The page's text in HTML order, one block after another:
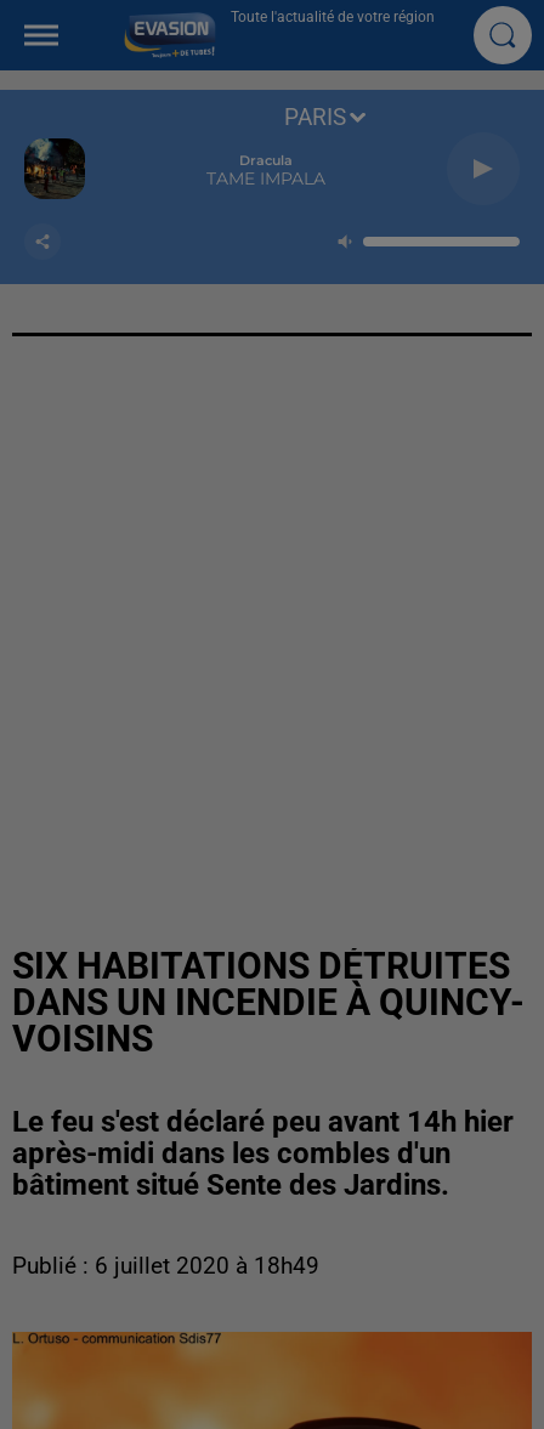
Toute l'actualité de votre région
Dracula
TAME IMPALA
PARIS
SIX HABITATIONS DÉTRUITES
DANS UN INCENDIE À QUINCY-
VOISINS
Le feu s'est déclaré peu avant 14h hier
après-midi dans les combles d'un
bâtiment situé Sente des Jardins.
Publié : 6 juillet 2020 à 18h49